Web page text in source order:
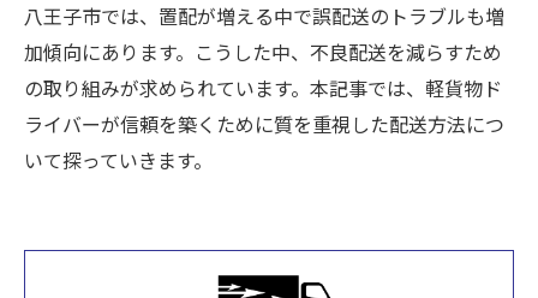
八王子市では、置配が増える中で誤配送のトラブルも増
加傾向にあります。こうした中、不良配送を減らすため
の取り組みが求められています。本記事では、軽貨物ド
ライバーが信頼を築くために質を重視した配送方法につ
いて探っていきます。